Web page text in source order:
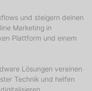
und steigern deinen
Marketing in
Plattform und einem
Lösungen vereinen
Technik und helfen